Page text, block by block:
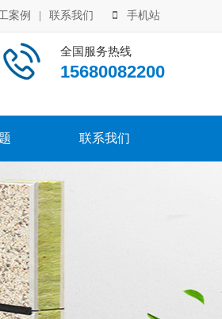
案例 联系我们 手机站
全国服务热线
15680082200
联系我们